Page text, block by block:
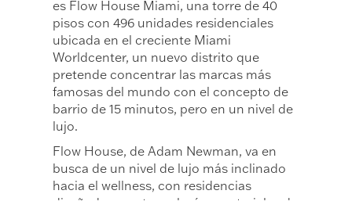
es Flow House Miami, una torre de 40
pisos con 496 unidades residenciales
ubicada en el creciente Miami
Worldcenter, un nuevo distrito que
pretende concentrar las marcas más
famosas del mundo con el concepto de
barrio de 15 minutos, pero en un nivel de
lujo.
Flow House, de Adam Newman, va en
busca de un nivel de lujo más inclinado
hacia el wellness, con residencias
diseñadas con tecnología y materiales de